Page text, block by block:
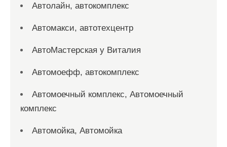
Автолайн, автокомплекс
Автомакси, автотехцентр
АвтоМастерская у Виталия
Автомоефф, автокомплекс
Автомоечный комплекс, Автомоечный
комплекс
Автомойка, Автомойка